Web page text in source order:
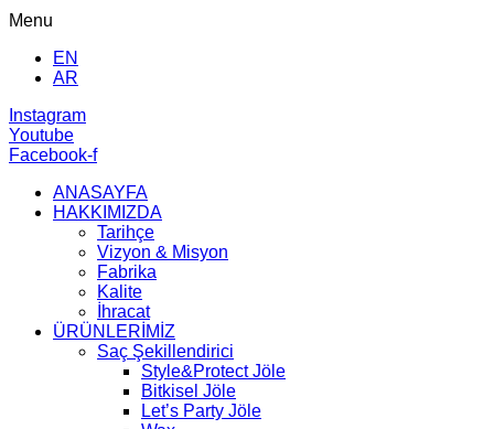
Menu
EN
AR
Instagram
Youtube
Facebook-f
ANASAYFA
HAKKIMIZDA
Tarihçe
Vizyon & Misyon
Fabrika
Kalite
İhracat
ÜRÜNLERİMİZ
Saç Şekillendirici
Style&Protect Jöle
Bitkisel Jöle
Let’s Party Jöle